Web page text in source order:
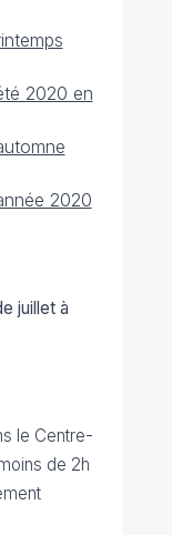
2020 en
2020
juillet à
le Centre-
de 2h